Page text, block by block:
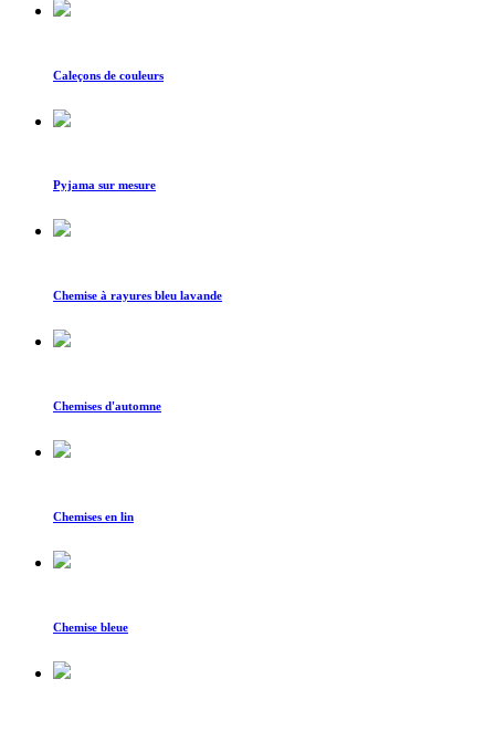
Caleçons de couleurs
Pyjama sur mesure
Chemise à rayures bleu lavande
Chemises d'automne
Chemises en lin
Chemise bleue